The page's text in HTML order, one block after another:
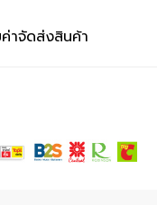
าจัดส่งสินค้า